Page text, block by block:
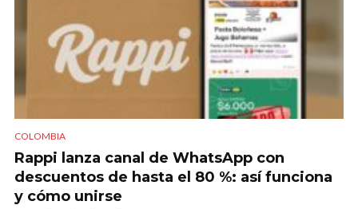
COLOMBIA
Rappi lanza canal de WhatsApp con
descuentos de hasta el 80 %: así funciona
y cómo unirse